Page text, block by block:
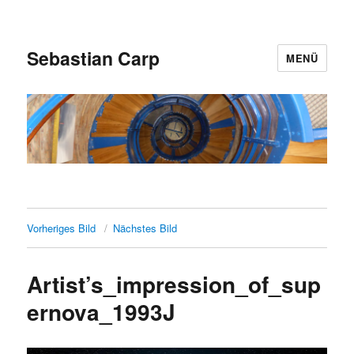
Sebastian Carp MENÜ
Vorheriges Bild Nächstes Bild
Artist’s_impression_of_sup
ernova_1993J